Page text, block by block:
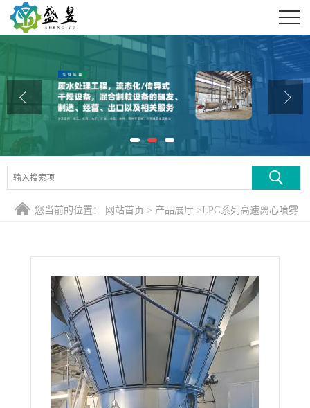
公司介绍
公司动态
产品展厅
证书荣誉
联系方式
您当前的位置： 网站首页 > 产品展厅 >LPG系列高速离心喷雾